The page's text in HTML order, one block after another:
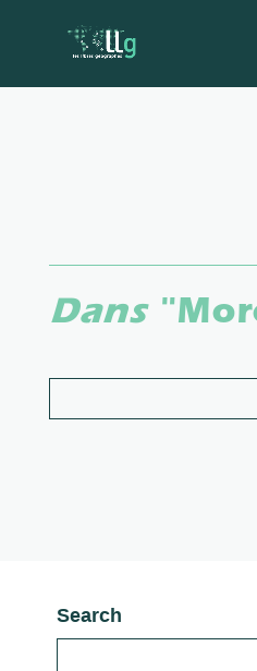
Dans
Search